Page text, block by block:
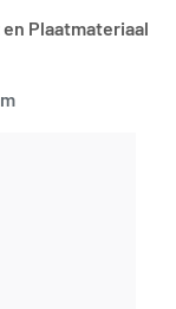
Plaatmateriaal